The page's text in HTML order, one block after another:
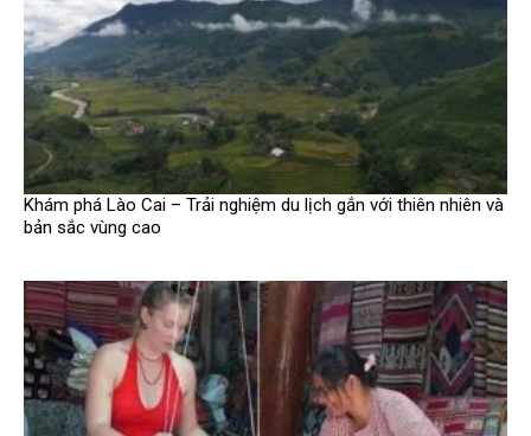
Khám phá Lào Cai – Trải nghiệm du lịch gắn với thiên nhiên và
bản sắc vùng cao